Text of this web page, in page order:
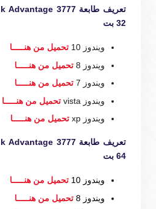
32 بت
ويندوز 10
تحميل من هنـــــا
ويندوز 8
تحميل من هنـــــا
ويندوز 7
تحميل من هنـــــا
ويندوز vista
تحميل من هنـــــا
ويندوز xp
تحميل من هنـــــا
64 بت
ويندوز 10
تحميل من هنـــــا
ويندوز 8
تحميل من هنـــــا